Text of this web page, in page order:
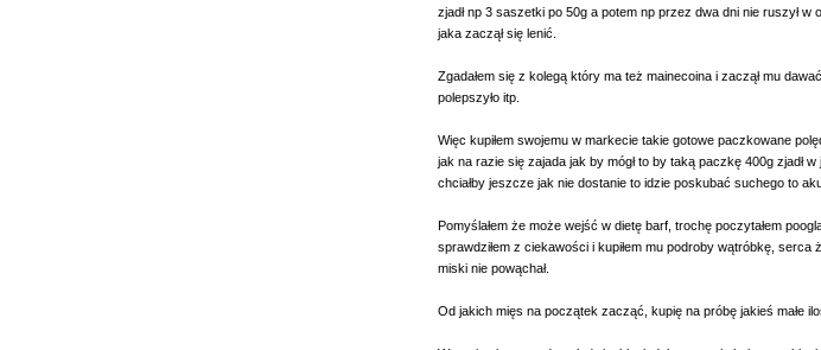
zjadł np 3 saszetki po 50g a potem np przez dwa dni nie ruszył w
jaka zaczął się lenić.
Zgadałem się z kolegą który ma też mainecoina i zaczął mu
polepszyło itp.
Więc kupiłem swojemu w markecie takie gotowe paczkowane
jak na razie się zajada jak by mógł to by taką paczkę 400g zjadł
chciałby jeszcze jak nie dostanie to idzie poskubać suchego to
Pomyślałem że może wejść w dietę barf, trochę poczytałem
sprawdziłem z ciekawości i kupiłem mu podroby wątróbkę, serca
miski nie powąchał.
Od jakich mięs na początek zacząć, kupię na próbę jakieś małe